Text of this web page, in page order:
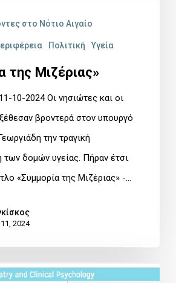
στο Νότιο Αιγαίο
Πολιτική Υγεία
της Μιζέριας»
10-2024 Οι νησιώτες και οι
βροντερά στον υπουργό
την τραγική
δομών υγείας. Πήραν έτσι
«Συμμορία της Μιζέριας» -…
2024